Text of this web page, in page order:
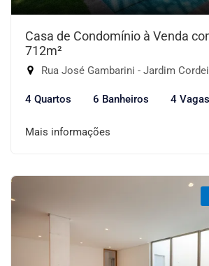
Casa de Condomínio à Venda
712m²
Rua José Gambarini - Jardim
4 Quartos 6 Banheiros 4 Vagas
Mais informações